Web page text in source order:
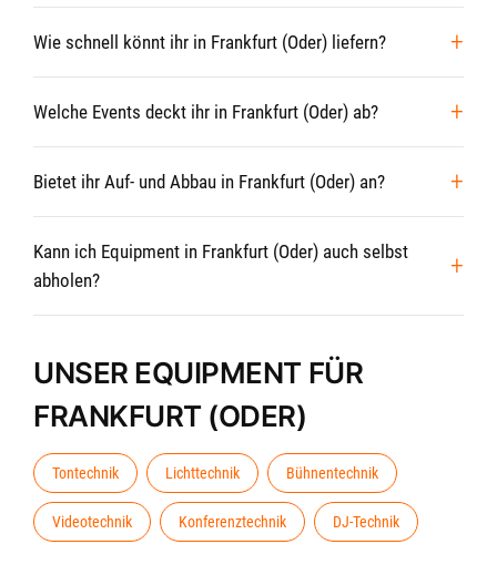
Wie schnell könnt ihr in Frankfurt (Oder) liefern?
Welche Events deckt ihr in Frankfurt (Oder) ab?
Bietet ihr Auf- und Abbau in Frankfurt (Oder) an?
Kann ich Equipment in Frankfurt (Oder) auch selbst
abholen?
UNSER EQUIPMENT FÜR
FRANKFURT (ODER)
Tontechnik Lichttechnik Bühnentechnik
Videotechnik Konferenztechnik DJ-Technik